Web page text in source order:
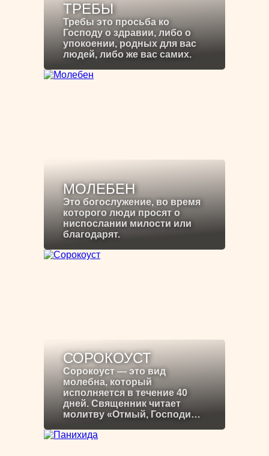
ТРЕБЫ
Требы это просьба ко
Господу о здравии, либо о
упокоении, родных для вас
людей, либо же вас самих.
МОЛЕБЕН
Это богослужение, во время
которого люди просят о
ниспослании милости или
благодарят.
СОРОКОУСТ
Сорокоуст — это вид
молебна, который
исполняется в течение 40
дней. Священник читает
молитву «Отмый, Господи…